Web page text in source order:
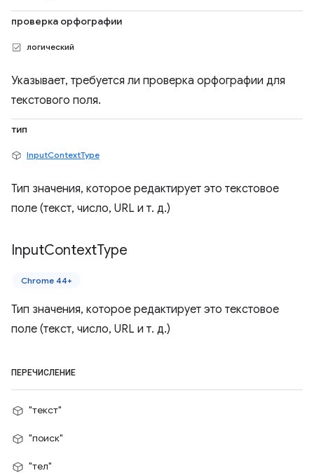
проверка орфографии
логический
Указывает, требуется ли проверка орфографии для
текстового поля.
тип
InputContextType
Тип значения, которое редактирует это текстовое
поле (текст, число, URL и т. д.)
InputContextType
Chrome 44+
Тип значения, которое редактирует это текстовое
поле (текст, число, URL и т. д.)
ПЕРЕЧИСЛЕНИЕ
"текст"
"поиск"
"тел"